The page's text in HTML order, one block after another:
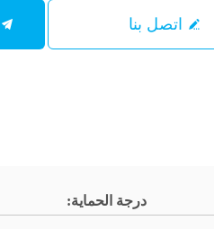
اتصل بنا
درجة الحماية: